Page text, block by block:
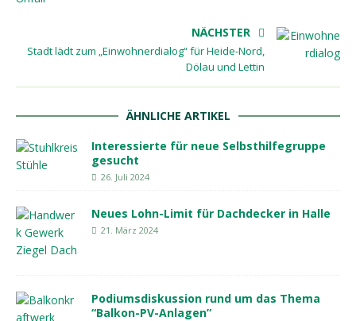
NÄCHSTER
Stadt lädt zum „Einwohnerdialog“ für Heide-Nord,
Dölau und Lettin
ÄHNLICHE ARTIKEL
Interessierte für neue Selbsthilfegruppe
gesucht
26. Juli 2024
Neues Lohn-Limit für Dachdecker in Halle
21. März 2024
Podiumsdiskussion rund um das Thema
“Balkon-PV-Anlagen”